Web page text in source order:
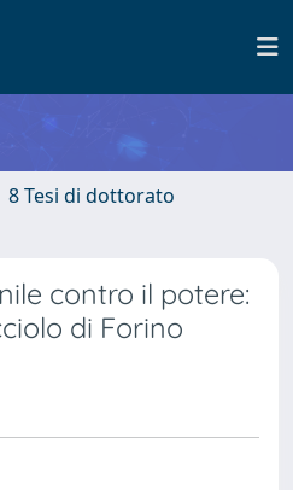
8 Tesi di dottorato
contro il potere:
di Forino